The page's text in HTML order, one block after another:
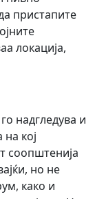
пристапите
локација,
надгледува и
на кој
соопштенија
но не
како и